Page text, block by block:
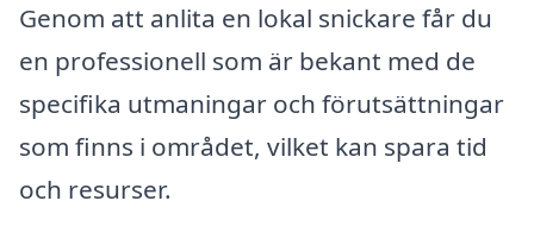
Genom att anlita en lokal snickare får du
en professionell som är bekant med de
specifika utmaningar och förutsättningar
som finns i området, vilket kan spara tid
och resurser.